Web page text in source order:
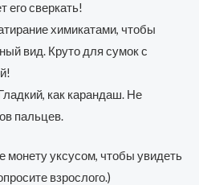
его сверкать!
химикатами, чтобы
вид. Круто для сумок с
как карандаш. Не
пальцев.
монету уксусом, чтобы увидеть
взрослого.)